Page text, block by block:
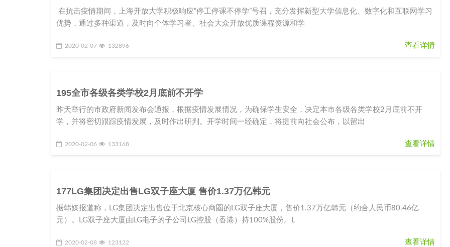
在抗击疫情期间，上海开放大学积极响应“停工停课不停学”号召，充分发挥新型大学信息化、数字化和互联网学习
优势，通过多种渠道，及时向个体学习者、社会大众开放优质课程资源和学
2020-02-07 132896 查看详情
195全市各级各类学校2月底前不开学
昨天举行的市政府新闻发布会通报，根据疫情发展情况，为确保学生安全，决定本市各级各类学校2月底前不开
学，并将密切跟踪疫情发展，及时作出研判。开学时间一经确定，将提前向社会公布，以留出
2020-02-06 133168 查看详情
177LG集团决定出售LG双子座大厦 售价1.37万亿韩元
据韩媒报道称，LG集团决定出售位于北京核心商圈的LG双子座大厦，售价1.37万亿韩元（约合人民币80.46亿
元）。LG双子座大厦由LG电子的子公司LG控股（香港）持100%股份。L
2020-02-08 123122 查看详情